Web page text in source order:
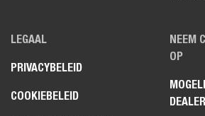
LEGAAL
PRIVACYBELEID
COOKIEBELEID
NEEM
OP